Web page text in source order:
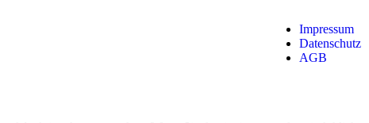
Impressum
Datenschutz
AGB